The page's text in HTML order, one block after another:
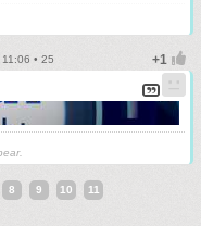
• 25
8 9 10 11